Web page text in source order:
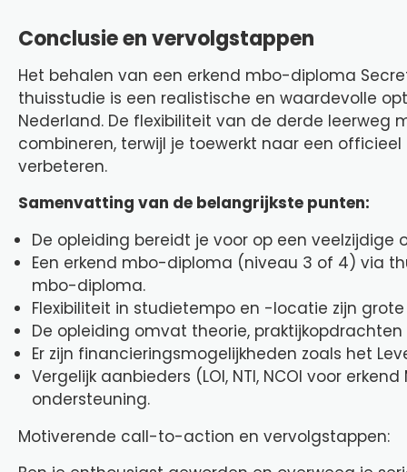
Conclusie en vervolgstappen
Het behalen van een erkend mbo-diploma
thuisstudie is een realistische en waardevolle
Nederland. De flexibiliteit van de derde leerweg
combineren, terwijl je toewerkt naar een
verbeteren.
Samenvatting van de belangrijkste punten:
De opleiding bereidt je voor op een
Een erkend mbo-diploma (niveau 3 of 4) via
mbo-diploma.
Flexibiliteit in studietempo en -locatie zijn
De opleiding omvat theorie,
Er zijn financieringsmogelijkheden zoals het
Vergelijk aanbieders (LOI, NTI, NCOI voor
ondersteuning.
Motiverende call-to-action en vervolgstappen: